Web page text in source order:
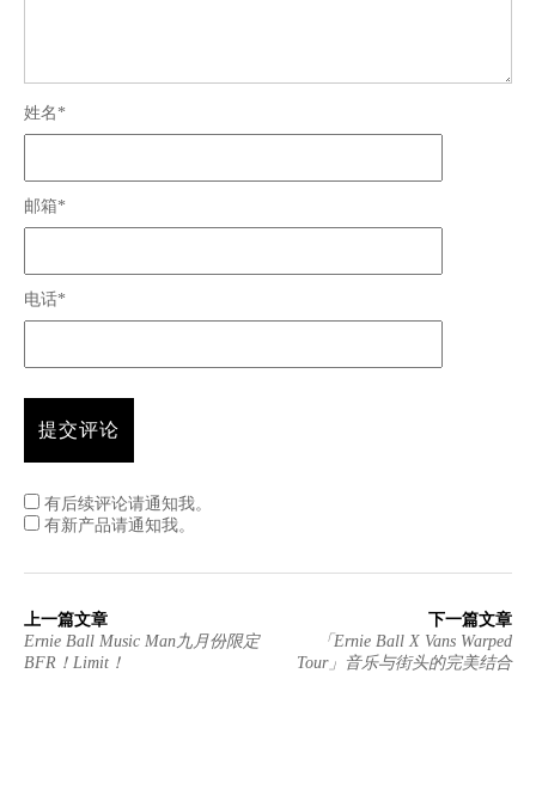
姓名*
邮箱*
电话*
有后续评论请通知我。
有新产品请通知我。
上一篇文章
Ernie Ball Music Man九月份限定
BFR！Limit！
下一篇文章
「Ernie Ball X Vans Warped
Tour」音乐与街头的完美结合